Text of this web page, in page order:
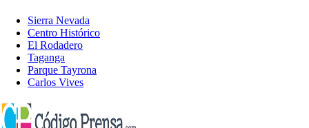
Sierra Nevada
Centro Histórico
El Rodadero
Taganga
Parque Tayrona
Carlos Vives